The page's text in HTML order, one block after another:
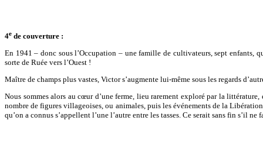
4e de couverture :
En 1941 – donc sous l’Occupation – une famille de cultivateurs, sept enfants,
sorte de Ruée vers l’Ouest !
Maître de champs plus vastes, Victor s’augmente lui-même sous les regards
Nous sommes alors au cœur d’une ferme, lieu rarement exploré par la
nombre de figures villageoises, ou animales, puis les événements de la
qu’on a connus s’appellent l’une l’autre entre les tasses. Ce serait sans fin s’il